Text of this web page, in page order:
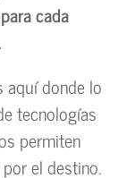
cada
aquí donde lo
tecnologías
permiten
el destino.